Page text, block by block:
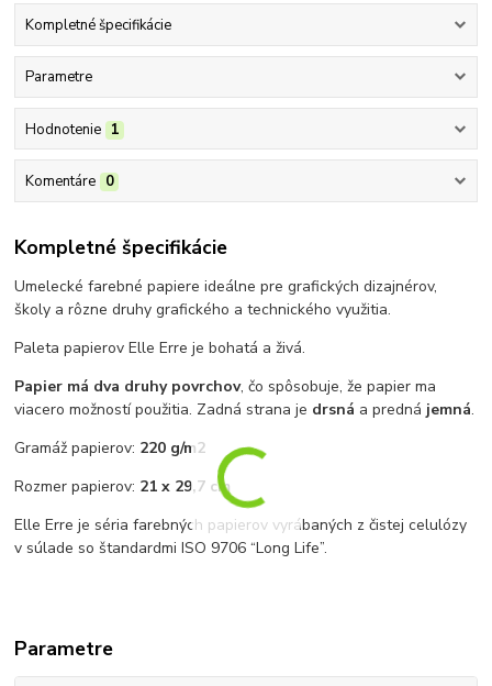
Kompletné špecifikácie
Parametre
Hodnotenie 1
Komentáre 0
Kompletné špecifikácie
Umelecké farebné papiere ideálne pre grafických dizajnérov,
školy a rôzne druhy grafického a technického využitia.
Paleta papierov Elle Erre je bohatá a živá.
Papier má dva druhy povrchov, čo spôsobuje, že papier ma
viacero možností použitia. Zadná strana je drsná a predná jemná.
Gramáž papierov: 220 g/m2
Rozmer papierov: 21 x 29,7 cm
Elle Erre je séria farebných papierov vyrábaných z čistej celulózy
v súlade so štandardmi ISO 9706 “Long Life”.
Parametre